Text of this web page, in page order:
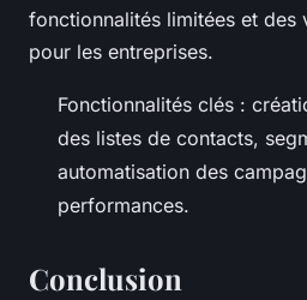
fonctionnalités limitées et des
pour les entreprises.
Fonctionnalités clés :
des listes de contacts,
automatisation des
performances.
Conclusion